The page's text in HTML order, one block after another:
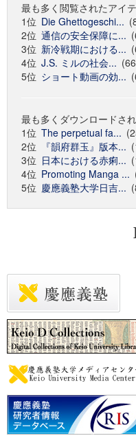
最も多く閲覧されたアイ
1位 Die Ghettogeschi...
2位 通信の安全保障に...
3位 新冷戦期における...
4位 J.S. ミルの社会...
5位 ショート動画の効...
最も多くダウンロードさ
1位 The perpetual fa...
2位
『韻府群玉』版本...
3位 日本における赤痢...
4位 Promoting Manga ...
5位 慶應義塾大学日吉...